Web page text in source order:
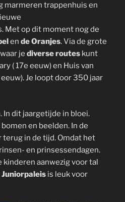
marmeren trappenhuis en
op dit moment nog de
en de Oranjes. Via de grote
je diverse routes kunt
( 17e eeuw) en Huis van
Je loopt door 350 jaar
In dit jaargetijde in bloei.
en beelden. In de
terug in de tijd. Omdat het
en prinsessendagen.
kinderen aanwezig voor tal
Juniorpaleis is leuk voor